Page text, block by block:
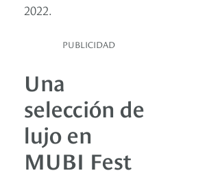
2022.
PUBLICIDAD
Una
selección de
lujo en
MUBI Fest